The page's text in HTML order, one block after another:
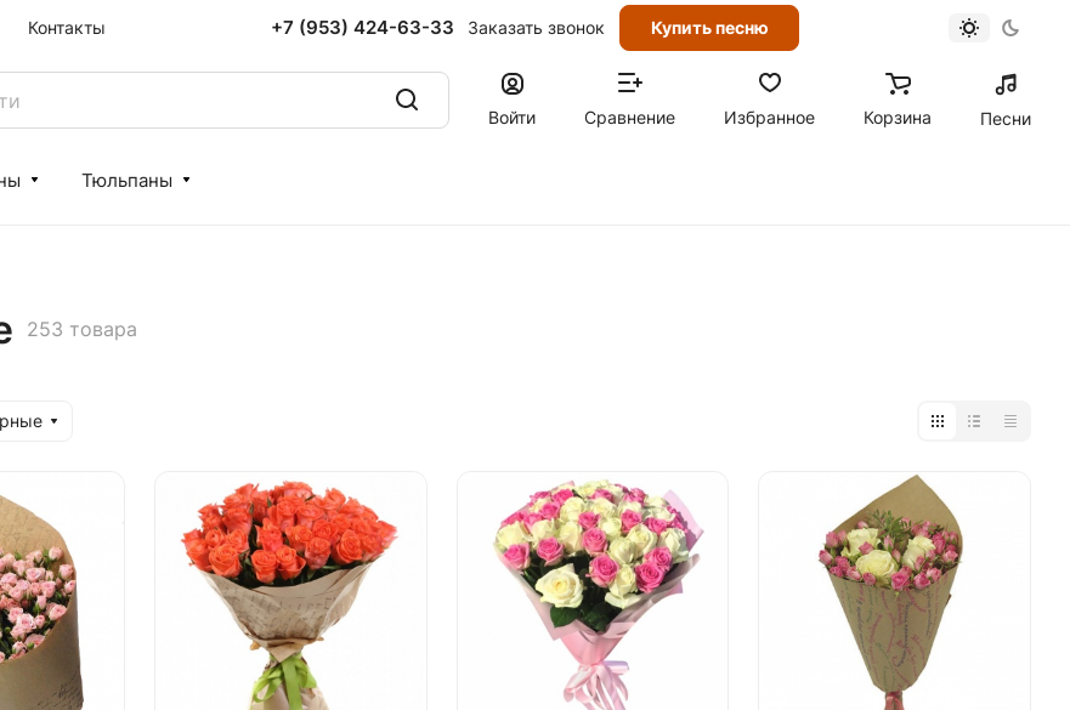
Контакты +7 (953) 424-63-33 Заказать звонок Купить песню
Войти Сравнение Избранное Корзина Песни
Тюльпаны
253 товара